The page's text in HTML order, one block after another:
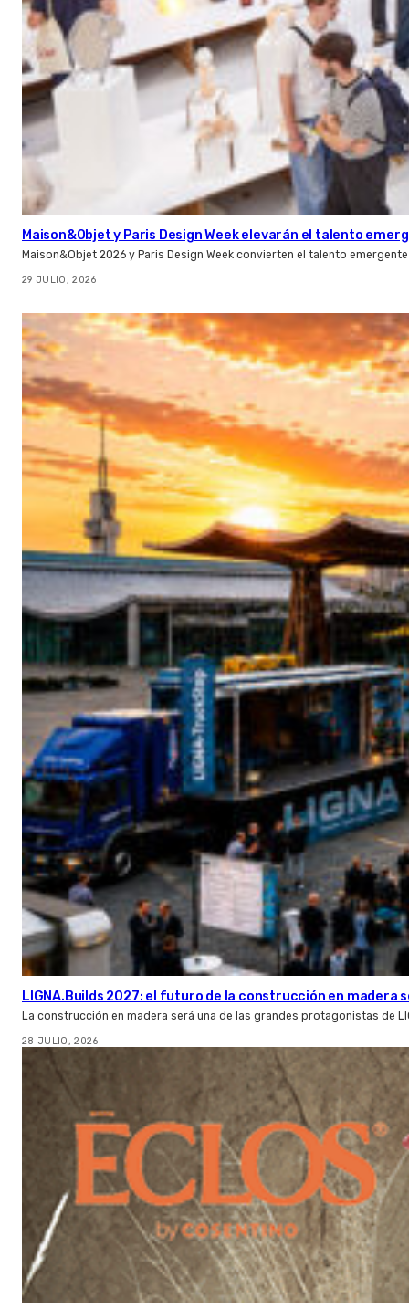
Maison&Objet y Paris Design Week elevarán el talento
Maison&Objet 2026 y Paris Design Week convierten el talento
29 JULIO, 2026
LIGNA.Builds 2027: el futuro de la construcción en madera
La construcción en madera será una de las grandes protagonistas de
28 JULIO, 2026